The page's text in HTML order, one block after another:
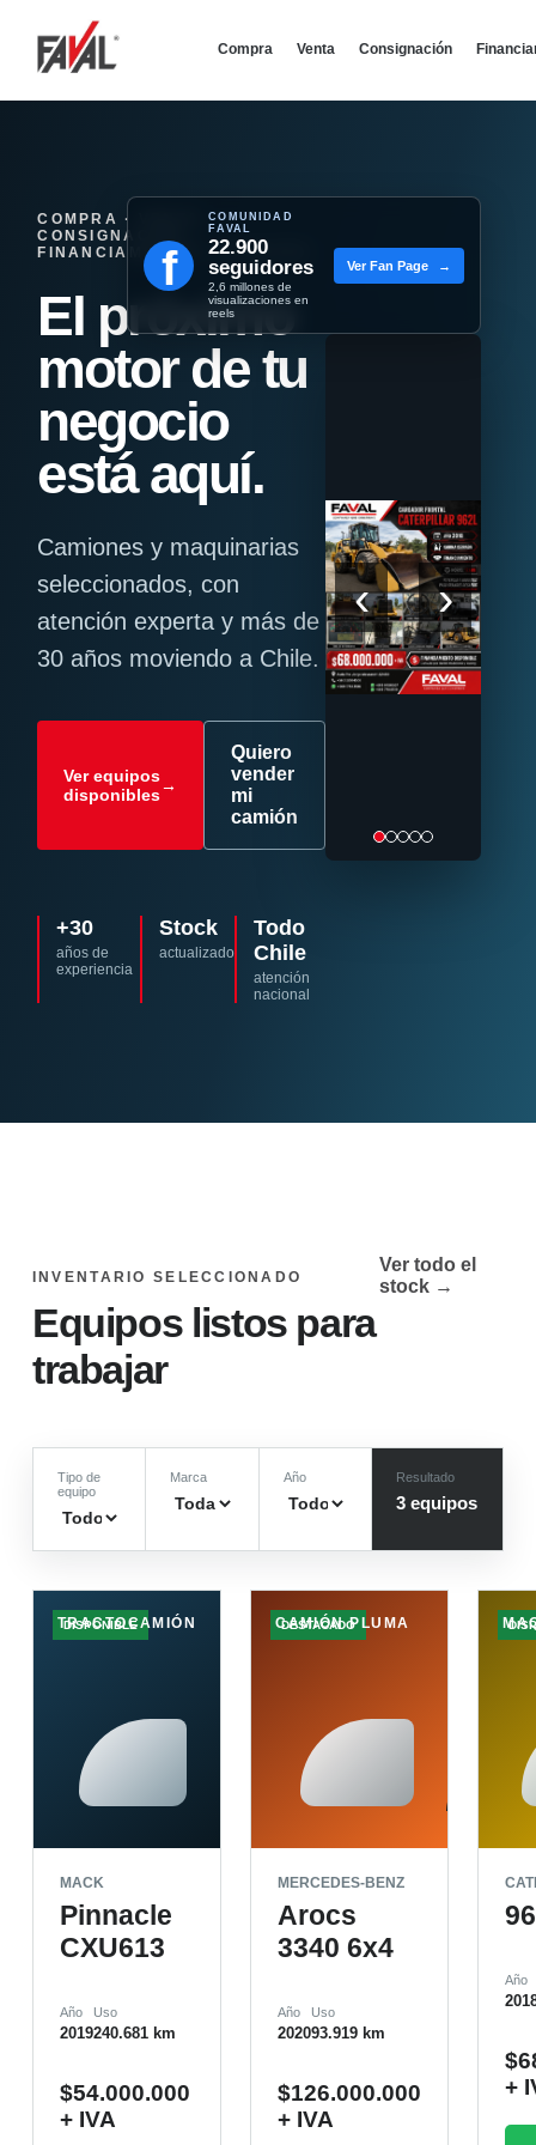
Compra Venta Consignación
COMPRA · VENTA ·
CONSIGNACIÓN ·
FINANCIAMIENTO - REMATES
El próximo
motor de tu
negocio
está aquí.
Camiones y maquinarias
seleccionados, con
atención experta y más de
30 años moviendo a Chile.
Ver equipos
disponibles→
Quiero
vender
mi
camión
+30
años de
experiencia
Stock
actualizado
Todo
Chile
atención
nacional
f
COMUNIDAD
FAVAL
22.900
seguidores
2,6 millones de
visualizaciones en
reels
Ver Fan Page →
‹ ›
INVENTARIO SELECCIONADO
Equipos listos para
trabajar
Ver todo el
stock →
Tipo de
equipo
Marca Año Resultado
3 equipos
DISPONIBLE
TRACTOCAMIÓN
MACK
Pinnacle
CXU613
Año
2019
Uso
240.681 km
$54.000.000
+ IVA
DESTACADO
CAMIÓN PLUMA
MERCEDES-BENZ
Arocs
3340 6x4
Año
2020
Uso
93.919 km
$126.000.000
+ IVA
Año
$
+